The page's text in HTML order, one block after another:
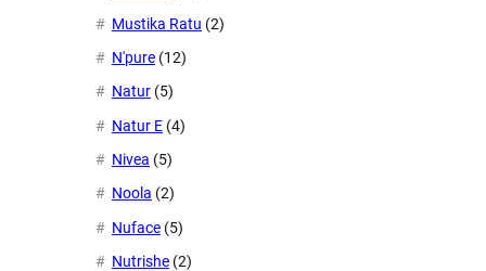
Mustika Ratu (2)
N'pure (12)
Natur (5)
Natur E (4)
Nivea (5)
Noola (2)
Nuface (5)
Nutrishe (2)